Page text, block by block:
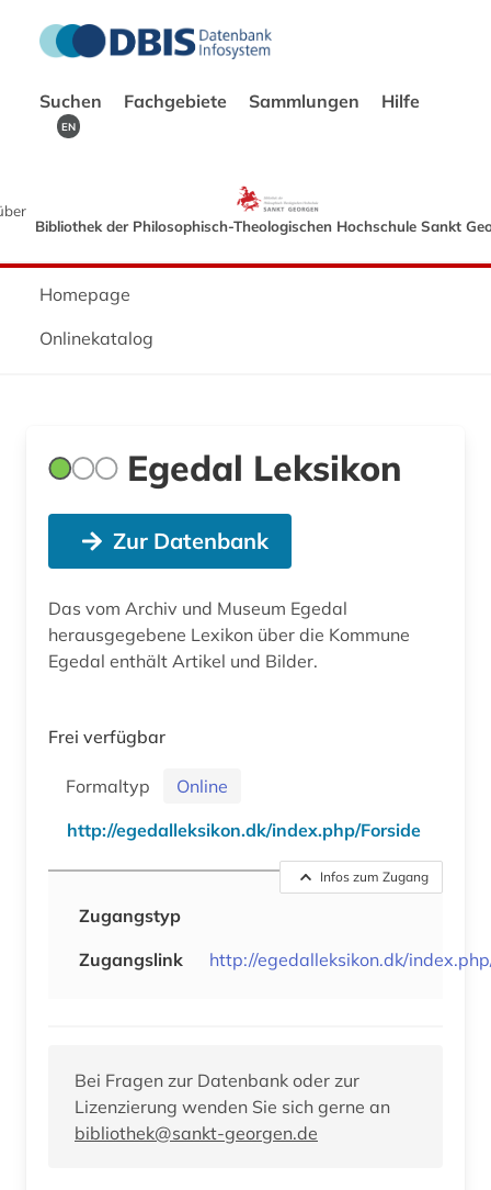
Suchen Fachgebiete Sammlungen Hilfe
EN
Bibliothek der Philosophisch-Theologischen Hochschule Sankt
Homepage
Onlinekatalog
Egedal Leksikon
Zur Datenbank
Das vom Archiv und Museum Egedal
herausgegebene Lexikon über die Kommune
Egedal enthält Artikel und Bilder.
Frei verfügbar
Formaltyp
Online
http://egedalleksikon.dk/index.php/Forside
Infos zum Zugang
Zugangstyp
Zugangslink
http://egedalleksikon.dk/
Bei Fragen zur Datenbank oder zur
Lizenzierung wenden Sie sich gerne an
bibliothek@sankt-georgen.de